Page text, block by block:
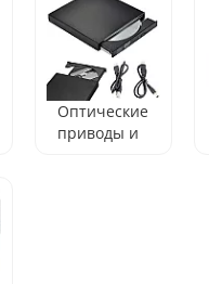
Оптические
приводы и